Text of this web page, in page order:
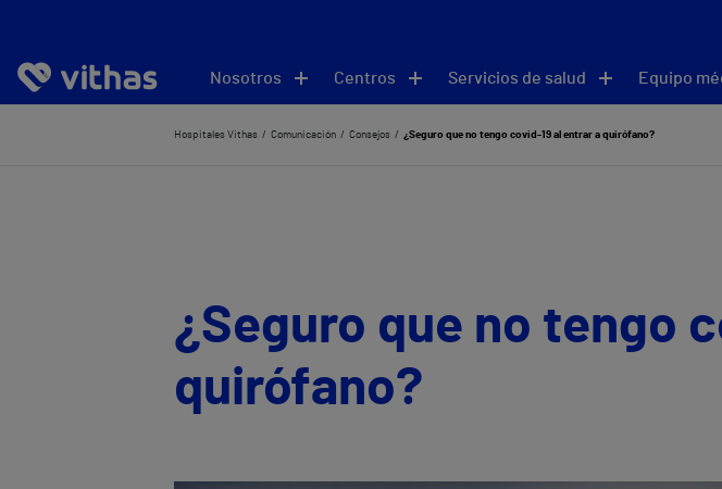
Nosotros Centros Servicios de salud Equipo
Hospitales Vithas Comunicación Consejos ¿Seguro que no tengo covid-19 al entrar a quirófano?
¿Seguro que no tengo
quirófano?